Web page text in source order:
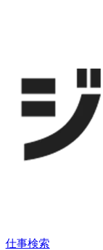
仕事検索